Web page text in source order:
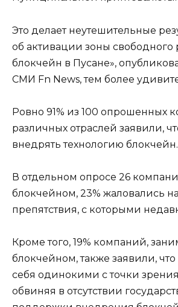
Это делает неутешительные
об активации зоны свободного
блокчейн в Пусане»,
СМИ Fn News, тем более
Ровно 91% из 100 опрошенных
различных отраслей заявили,
внедрять технологию блокчейн.
В отдельном опросе 26
блокчейном, 23% жаловались
препятствия, с которыми
Кроме того, 19% компаний,
блокчейном, также заявили,
себя одинокими с точки
обвиняя в отсутствии